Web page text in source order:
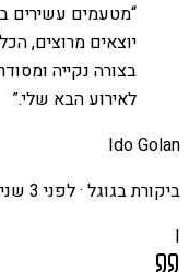
“מטעמים עשירים
יוצאים מרוצים,
בצורה נקייה
לאירוע הבא שלי.”
Ido Golan
ביקורת בגוגל ·לפני 3 שנים
I